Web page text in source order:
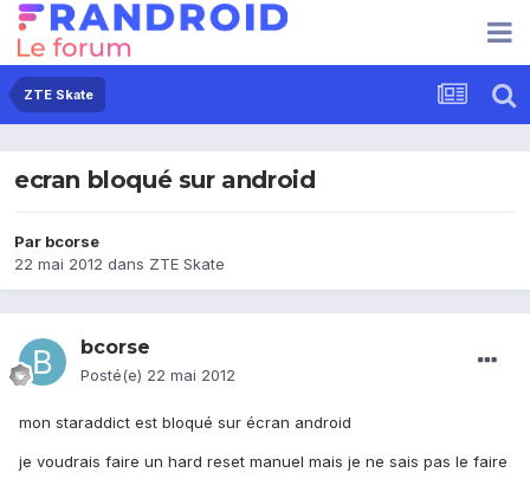
ZTE Skate
ecran bloqué sur android
Par bcorse
22 mai 2012 dans ZTE Skate
bcorse
Posté(e) 22 mai 2012
mon staraddict est bloqué sur écran android
je voudrais faire un hard reset manuel mais je ne sais pas le faire